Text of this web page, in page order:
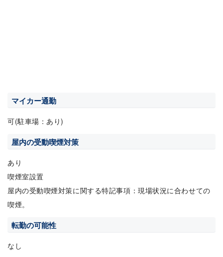
マイカー通勤
可(駐車場：あり)
屋内の受動喫煙対策
あり
喫煙室設置
屋内の受動喫煙対策に関する特記事項：現場状況に合わせての
喫煙。
転勤の可能性
なし